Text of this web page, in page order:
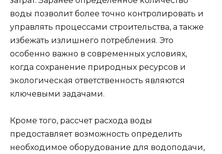
воды позволит более точно контролировать и
управлять процессами строительства, а также
избежать излишнего потребления. Это
особенно важно в современных условиях,
когда сохранение природных ресурсов и
экологическая ответственность являются
ключевыми задачами.
Кроме того, рассчет расхода воды
предоставляет возможность определить
необходимое оборудование для водоподачи,